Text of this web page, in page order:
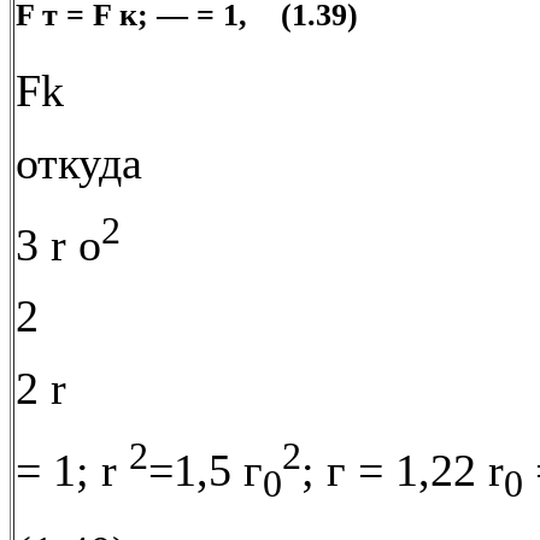
F т = F к; — = 1, (1.39)
Fk
откуда
3 r о2
2
2 r
= 1; r 2=1,5 г0
2; г = 1,22 r0